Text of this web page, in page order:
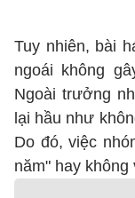
Tuy nhiên, bài
ngoái không
Ngoài trưởng
lại hầu như
Do đó, việc
năm" hay không